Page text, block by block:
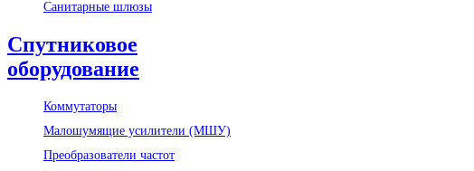
Санитарные шлюзы
Спутниковое
оборудование
Коммутаторы
Малошумящие усилители (МШУ)
Преобразователи частот